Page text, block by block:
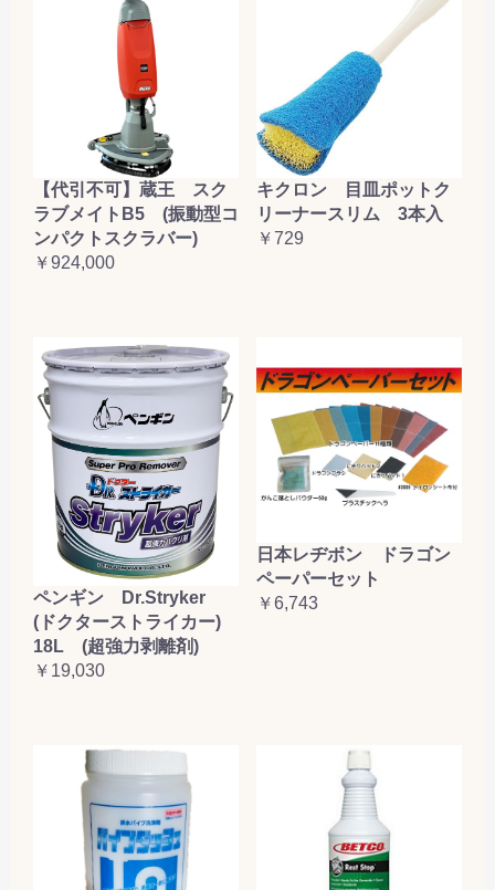
【代引不可】蔵王 スク
ラブメイトB5 (振動型コ
ンパクトスクラバー)
￥924,000
キクロン 目皿ポットク
リーナースリム 3本入
￥729
ペンギン Dr.Stryker
(ドクターストライカー)
18L (超強力剥離剤)
￥19,030
日本レヂボン ドラゴン
ペーパーセット
￥6,743